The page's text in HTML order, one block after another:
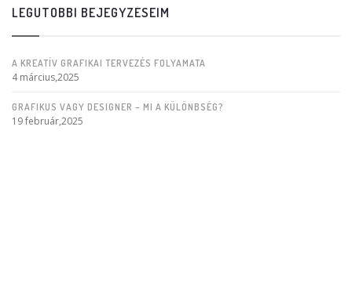
LEGUTÓBBI BEJEGYZÉSEIM
A KREATÍV GRAFIKAI TERVEZÉS FOLYAMATA
4 március,2025
GRAFIKUS VAGY DESIGNER – MI A KÜLÖNBSÉG?
19 február,2025